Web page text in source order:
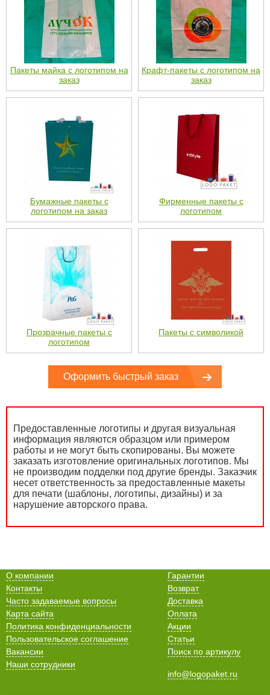
Пакеты майка с логотипом на
заказ
Крафт-пакеты с логотипом на
заказ
Бумажные пакеты с
логотипом на заказ
Фирменные пакеты с
логотипом
Прозрачные пакеты с
логотипом
Пакеты с символикой
Оформить быстрый заказ
Предоставленные логотипы и другая визуальная
информация являются образцом или примером
работы и не могут быть скопированы. Вы можете
заказать изготовление оригинальных логотипов. Мы
не производим подделки под другие бренды. Заказчик
несет ответственность за предоставленные макеты
для печати (шаблоны, логотипы, дизайны) и за
нарушение авторского права.
Гарантии
Возврат
Доставка
Оплата
Акции
Статьи
Поиск по артикулу
info@logopaket.ru
О компании
Контакты
Часто задаваемые вопросы
Карта сайта
Политика конфиденциальности
Пользовательское соглашение
Вакансии
Наши сотрудники